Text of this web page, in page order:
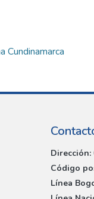
Cundinamarca
Dirección:
Código
Línea